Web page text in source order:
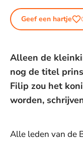
Geef een hartje
Alleen de
nog de titel
Filip zou het
worden,
Alle leden van de